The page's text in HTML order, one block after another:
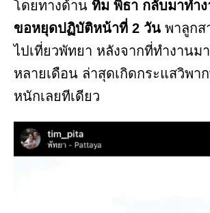
โดยทางด้าน ทิม พิธา กลับมาทำ
ขอหยุดปฏิบัติหน้าที่ 2 วัน พาลูกส
ไปเที่ยวพัทยา หลังจากที่ทำงานม
หลายเดือน ล่าสุดเกิดกระแสวิพา
หนักเลยทีเดียว